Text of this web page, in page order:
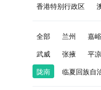
香港特别行政区
全部 兰州 嘉
武威
张掖 平凉
陇南
临夏回族自